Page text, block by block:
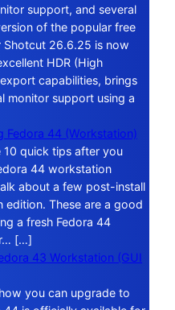
support, and several
of the popular free
26.6.25 is now
HDR (High
capabilities, brings
monitor support using a
Fedora 44 (Workstation)
10 quick tips after you
44 workstation
about a few post-install
These are a good
a fresh Fedora 44
[…]
43 Workstation (GUI
you can upgrade to